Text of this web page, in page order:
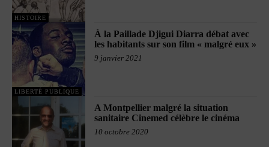
HISTOIRE
LIBERTÉ PUBLIQUE
À la Paillade Djigui Diarra débat avec
les habitants sur son film « malgré eux »
9 janvier 2021
A Montpellier malgré la situation
sanitaire Cinemed célèbre le cinéma
10 octobre 2020